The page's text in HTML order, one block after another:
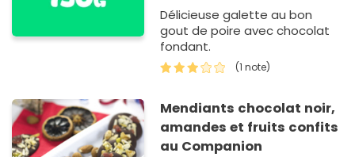
Délicieuse galette au bon
gout de poire avec chocolat
fondant.
(1 note)
Mendiants chocolat noir,
amandes et fruits confits
au Companion